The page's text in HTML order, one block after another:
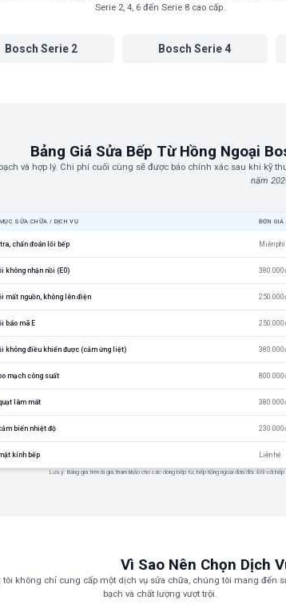
Serie 2, 4, 6 đến Serie 8 cao cấp.
Bosch Serie 2 Bosch Serie 4
Bảng Giá Sửa Bếp Từ Hồng Ngoại
và hợp lý. Chi phí cuối cùng sẽ được báo chính xác sau khi kỹ
năm
SỬA CHỮA / DỊCH VỤ ĐƠN GIÁ
chẩn đoán lỗi bếp Miễn phí
không nhận nồi (E0)
mất nguồn, không lên điện
báo mã E
không điều khiển được (cảm ứng liệt)
mạch công suất
làm mát
biến nhiệt độ
kính bếp Liên hệ
Lưu ý: Bảng giá trên là giá tham khảo cho các dòng bếp từ, bếp hồng ngoại đơn/đôi. Đối với
Vì Sao Nên Chọn Dịch
tôi không chỉ cung cấp một dịch vụ sửa chữa, chúng tôi mang đến
bạch và chất lượng vượt trội.